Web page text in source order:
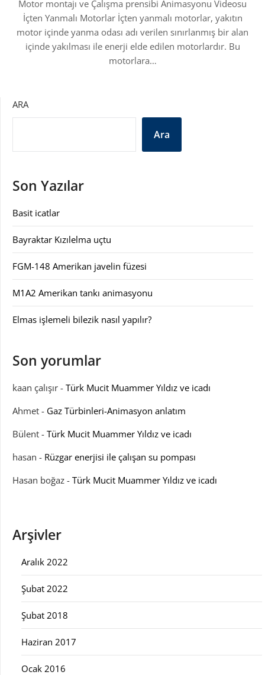
Motor montajı ve Çalışma prensibi Animasyonu Videosu
İçten Yanmalı Motorlar İçten yanmalı motorlar, yakıtın
motor içinde yanma odası adı verilen sınırlanmış bir alan
içinde yakılması ile enerji elde edilen motorlardır. Bu
motorlara…
ARA
Ara
Son Yazılar
Basit icatlar
Bayraktar Kızılelma uçtu
FGM-148 Amerikan javelin füzesi
M1A2 Amerikan tankı animasyonu
Elmas işlemeli bilezik nasıl yapılır?
Son yorumlar
kaan çalışır - Türk Mucit Muammer Yıldız ve icadı
Ahmet - Gaz Türbinleri-Animasyon anlatım
Bülent - Türk Mucit Muammer Yıldız ve icadı
hasan - Rüzgar enerjisi ile çalışan su pompası
Hasan boğaz - Türk Mucit Muammer Yıldız ve icadı
Arşivler
Aralık 2022
Şubat 2022
Şubat 2018
Haziran 2017
Ocak 2016